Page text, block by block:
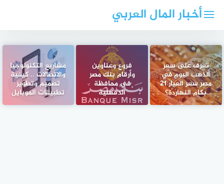
أخبار المال العربي
تعرف على سعر
الذهب اليوم في
مصر سعر العيار 21
بكام النهاردة؟
فروع وعناوين
وأرقام بنك مصر
في محافظة
الدقهلية
مشاريع التكنولوجيا
والاتصالات .. كيفية
تصميم وتطوير
تطبيقات الموبايل